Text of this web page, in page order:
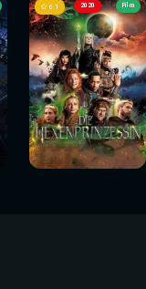
2020
Sledovat
nyní
6.1 Film
Sledovat
nyní